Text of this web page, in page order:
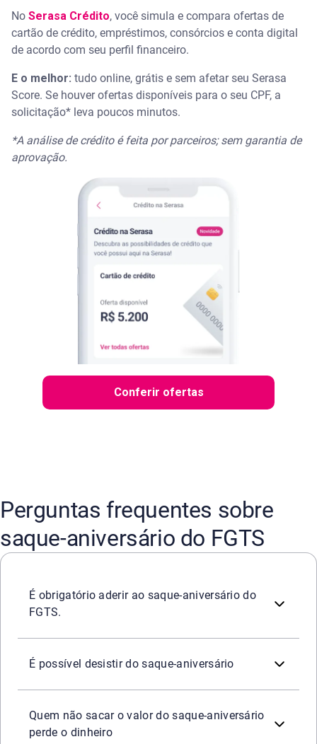
No Serasa Crédito, você simula e compara ofertas de
cartão de crédito, empréstimos, consórcios e conta digital
de acordo com seu perfil financeiro.
E o melhor: tudo online, grátis e sem afetar seu Serasa
Score. Se houver ofertas disponíveis para o seu CPF, a
solicitação* leva poucos minutos.
*A análise de crédito é feita por parceiros; sem garantia de
aprovação.
Conferir ofertas
Perguntas frequentes sobre
saque-aniversário do FGTS
É obrigatório aderir ao saque-aniversário do
FGTS.
É possível desistir do saque-aniversário
Quem não sacar o valor do saque-aniversário
perde o dinheiro